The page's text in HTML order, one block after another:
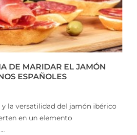
DE MARIDAR EL JAMÓN
ESPAÑOLES
la versatilidad del jamón ibérico
en un elemento